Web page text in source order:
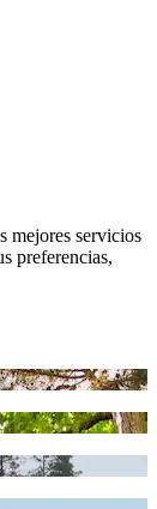
mejores servicios
preferencias,